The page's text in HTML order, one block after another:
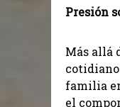
Presión
Más allá
familia
el